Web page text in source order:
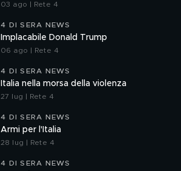
03 ago | Rete 4
4 DI SERA NEWS
Implacabile Donald Trump
06 ago | Rete 4
4 DI SERA NEWS
Italia nella morsa della violenza
27 lug | Rete 4
4 DI SERA NEWS
Armi per l'Italia
28 lug | Rete 4
4 DI SERA NEWS